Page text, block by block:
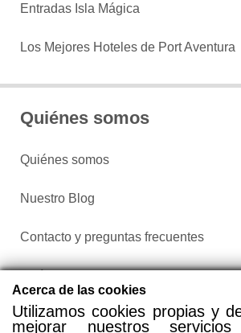
Entradas Isla Mágica
Los Mejores Hoteles de Port Aventura
Quiénes somos
Quiénes somos
Nuestro Blog
Contacto y preguntas frecuentes
Configurar cookies
Acerca de las cookies
Utilizamos cookies propias y
mejorar nuestros